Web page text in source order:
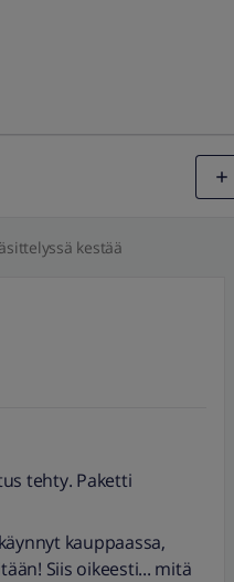
kestää
tehty. Paketti
kauppaassa,
Siis oikeesti... mitä